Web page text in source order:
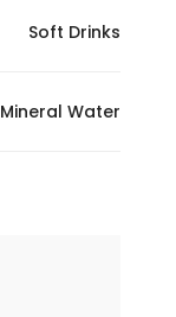
Soft Drinks
Mineral Water